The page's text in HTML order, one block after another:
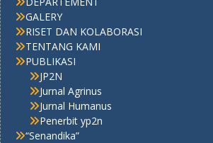
GALERY
RISET DAN KOLABORASI
TENTANG KAMI
PUBLIKASI
JP2N
Jurnal Agrinus
Jurnal Humanus
Penerbit yp2n
“Senandika”